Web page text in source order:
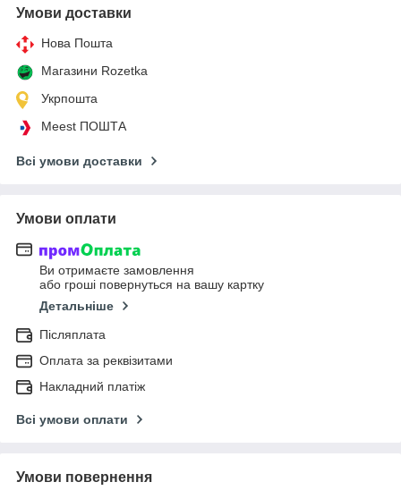
Умови доставки
Нова Пошта
Магазини Rozetka
Укрпошта
Meest ПОШТА
Всі умови доставки
Умови оплати
Ви отримаєте замовлення
або гроші повернуться на вашу картку
Детальніше
Післяплата
Оплата за реквізитами
Накладний платіж
Всі умови оплати
Умови повернення